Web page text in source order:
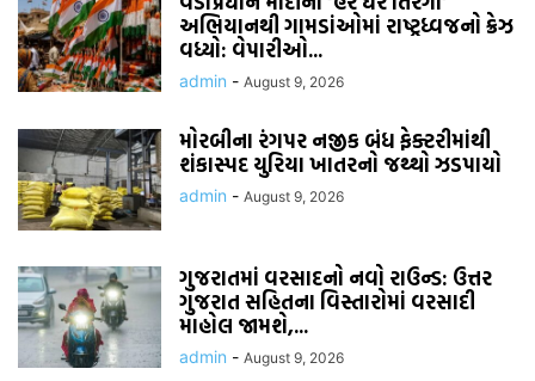
અભિયાનથી ગામડાંઓમાં રાષ્ટ્રધ્વજનો ક્રેઝ
વધ્યો: વેપારીઓ...
admin - August 9, 2026
મોરબીના રંગપર નજીક બંધ ફેક્ટરીમાંથી
શંકાસ્પદ યુરિયા ખાતરનો જથ્થો ઝડપાયો
admin - August 9, 2026
ગુજરાતમાં વરસાદનો નવો રાઉન્ડ: ઉત્તર
ગુજરાત સહિતના વિસ્તારોમાં વરસાદી
માહોલ જામશે,...
admin - August 9, 2026